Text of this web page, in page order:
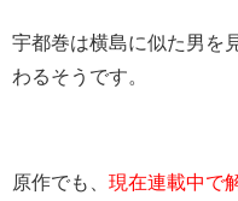
宇都巻は横島に似た男を
わるそうです。
原作でも、 現在連載中で